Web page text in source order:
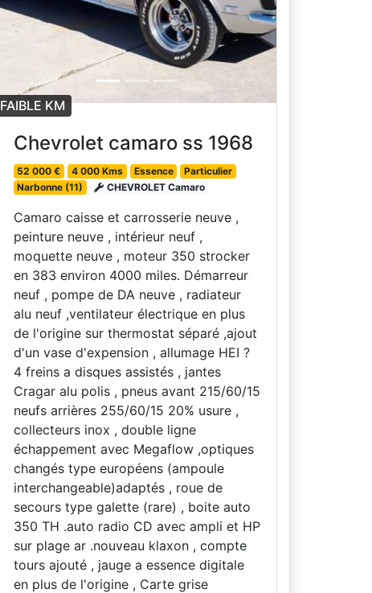
FAIBLE KM
Chevrolet camaro ss 1968
52 000 € 4 000 Kms Essence
Particulier
Narbonne (11)
CHEVROLET Camaro
Camaro caisse et carrosserie neuve ,
peinture neuve , intérieur neuf ,
moquette neuve , moteur 350 strocker
en 383 environ 4000 miles. Démarreur
neuf , pompe de DA neuve , radiateur
alu neuf ,ventilateur électrique en plus
de l'origine sur thermostat séparé ,ajout
d'un vase d'expension , allumage HEI ?
4 freins a disques assistés , jantes
Cragar alu polis , pneus avant 215/60/15
neufs arrières 255/60/15 20% usure ,
collecteurs inox , double ligne
échappement avec Megaflow ,optiques
changés type européens (ampoule
interchangeable)adaptés , roue de
secours type galette (rare) , boite auto
350 TH .auto radio CD avec ampli et HP
sur plage ar .nouveau klaxon , compte
tours ajouté , jauge a essence digitale
en plus de l'origine , Carte grise